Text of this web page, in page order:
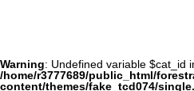
Warning: Undefined variable $cat_id
/home/r3777689/public_html/
content/themes/fake_tcd074/